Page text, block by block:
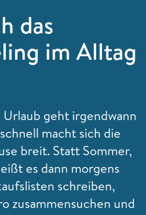
das
im Alltag
geht irgendwann
macht sich die
breit. Statt Sommer,
es dann morgens
schreiben,
zusammensuchen und